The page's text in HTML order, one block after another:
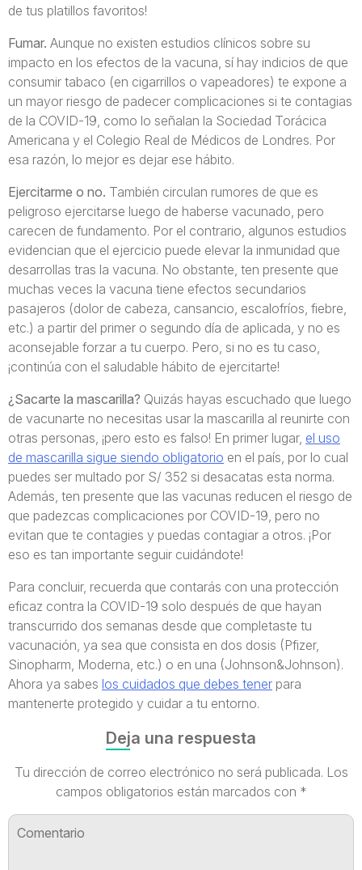
de tus platillos favoritos!
Fumar. Aunque no existen estudios clínicos sobre su
impacto en los efectos de la vacuna, sí hay indicios de que
consumir tabaco (en cigarrillos o vapeadores) te expone a
un mayor riesgo de padecer complicaciones si te contagias
de la COVID-19, como lo señalan la Sociedad Torácica
Americana y el Colegio Real de Médicos de Londres. Por
esa razón, lo mejor es dejar ese hábito.
Ejercitarme o no. También circulan rumores de que es
peligroso ejercitarse luego de haberse vacunado, pero
carecen de fundamento. Por el contrario, algunos estudios
evidencian que el ejercicio puede elevar la inmunidad que
desarrollas tras la vacuna. No obstante, ten presente que
muchas veces la vacuna tiene efectos secundarios
pasajeros (dolor de cabeza, cansancio, escalofríos, fiebre,
etc.) a partir del primer o segundo día de aplicada, y no es
aconsejable forzar a tu cuerpo. Pero, si no es tu caso,
¡continúa con el saludable hábito de ejercitarte!
¿Sacarte la mascarilla? Quizás hayas escuchado que luego
de vacunarte no necesitas usar la mascarilla al reunirte con
otras personas, ¡pero esto es falso! En primer lugar, el uso
de mascarilla sigue siendo obligatorio en el país, por lo cual
puedes ser multado por S/ 352 si desacatas esta norma.
Además, ten presente que las vacunas reducen el riesgo de
que padezcas complicaciones por COVID-19, pero no
evitan que te contagies y puedas contagiar a otros. ¡Por
eso es tan importante seguir cuidándote!
Para concluir, recuerda que contarás con una protección
eficaz contra la COVID-19 solo después de que hayan
transcurrido dos semanas desde que completaste tu
vacunación, ya sea que consista en dos dosis (Pfizer,
Sinopharm, Moderna, etc.) o en una (Johnson&Johnson).
Ahora ya sabes los cuidados que debes tener para
mantenerte protegido y cuidar a tu entorno.
Deja una respuesta
Tu dirección de correo electrónico no será publicada. Los
campos obligatorios están marcados con *